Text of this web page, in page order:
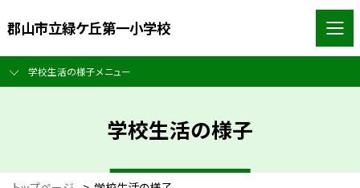
郡山市立緑ケ丘第一小学校
学校生活の様子メニュー
学校生活の様子